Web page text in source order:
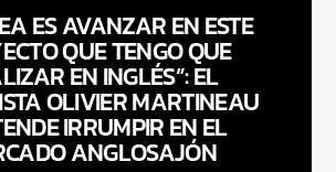
ROMÁNTICAS
6:00 AM
ES AVANZAR EN ESTE
QUE TENGO QUE
EN INGLÉS”: EL
OLIVIER MARTINEAU
IRRUMPIR EN EL
ANGLOSAJÓN